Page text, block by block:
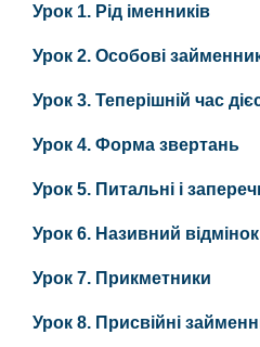
Урок 1. Рід іменників
Урок 2. Особові
Урок 3. Теперішній час
Урок 4. Форма звертань
Урок 5. Питальні і
Урок 6. Називний відмінок
Урок 7. Прикметники
Урок 8. Присвійні